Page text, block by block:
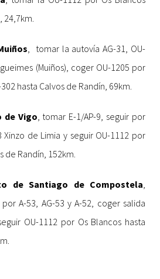
24,7km.
, tomar la autovía AG-31, OU-
(Muiños), coger OU-1205 por
hasta Calvos de Randín, 69km.
de Vigo, tomar E-1/AP-9, seguir por
de Limia y seguir OU-1112 por
de Randín, 152km.
de Santiago de Compostela,
A-53, AG-53 y A-52, coger salida
OU-1112 por Os Blancos hasta